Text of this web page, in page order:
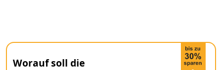
Worauf soll die